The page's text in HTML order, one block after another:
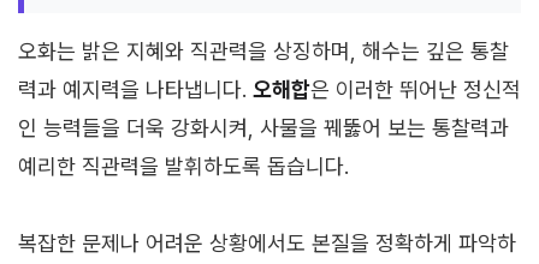
오화는 밝은 지혜와 직관력을 상징하며, 해수는 깊은 통찰
력과 예지력을 나타냅니다. 오해합은 이러한 뛰어난 정신적
인 능력들을 더욱 강화시켜, 사물을 꿰뚫어 보는 통찰력과
예리한 직관력을 발휘하도록 돕습니다.
복잡한 문제나 어려운 상황에서도 본질을 정확하게 파악하